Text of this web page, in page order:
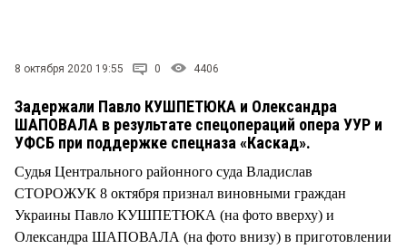
8 октября 2020 19:55 0 4406
Задержали Павло КУШПЕТЮКА и Олександра
ШАПОВАЛА в результате спецопераций опера УУР и
УФСБ при поддержке спецназа «Каскад».
Судья Центрального районного суда Владислав
СТОРОЖУК 8 октября признал виновными граждан
Украины Павло КУШПЕТЮКА (на фото вверху) и
Олександра ШАПОВАЛА (на фото внизу) в приготовлении